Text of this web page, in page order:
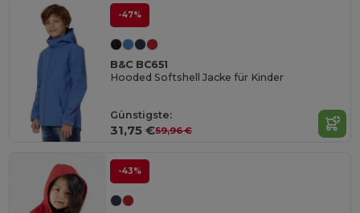
-47%
B&C BC651
Hooded Softshell Jacke für Kinder
Günstigste:
31,75 €59,96 €
-43%